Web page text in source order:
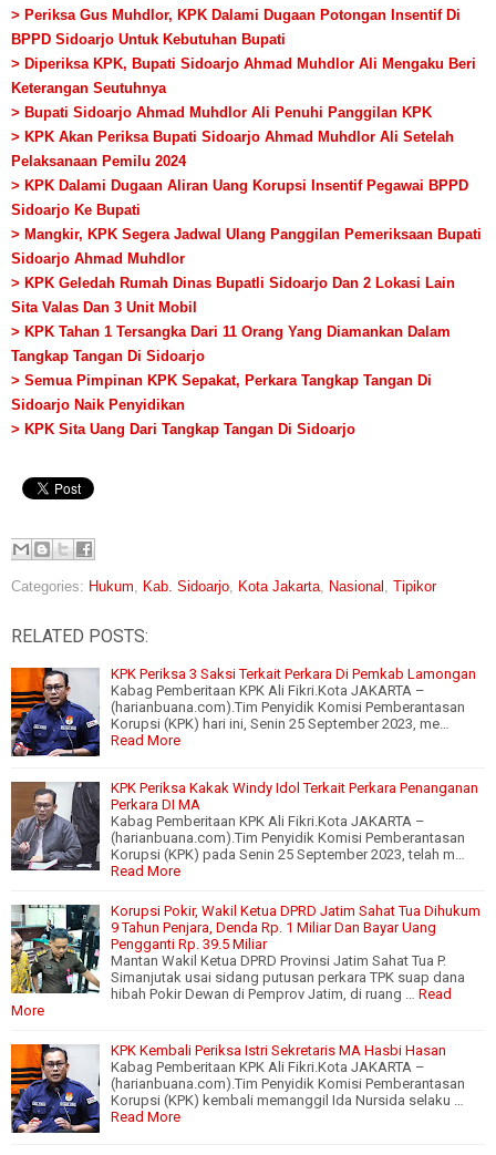
> Periksa Gus Muhdlor, KPK Dalami Dugaan Potongan Insentif Di
BPPD Sidoarjo Untuk Kebutuhan Bupati
> Diperiksa KPK, Bupati Sidoarjo Ahmad Muhdlor Ali Mengaku Beri
Keterangan Seutuhnya
> Bupati Sidoarjo Ahmad Muhdlor Ali Penuhi Panggilan KPK
> KPK Akan Periksa Bupati Sidoarjo Ahmad Muhdlor Ali Setelah
Pelaksanaan Pemilu 2024
> KPK Dalami Dugaan Aliran Uang Korupsi Insentif Pegawai BPPD
Sidoarjo Ke Bupati
> Mangkir, KPK Segera Jadwal Ulang Panggilan Pemeriksaan Bupati
Sidoarjo Ahmad Muhdlor
> KPK Geledah Rumah Dinas Bupatli Sidoarjo Dan 2 Lokasi Lain
Sita Valas Dan 3 Unit Mobil
> KPK Tahan 1 Tersangka Dari 11 Orang Yang Diamankan Dalam
Tangkap Tangan Di Sidoarjo
> Semua Pimpinan KPK Sepakat, Perkara Tangkap Tangan Di
Sidoarjo Naik Penyidikan
> KPK Sita Uang Dari Tangkap Tangan Di Sidoarjo
Categories: Hukum, Kab. Sidoarjo, Kota Jakarta, Nasional , Tipikor
RELATED POSTS:
KPK Periksa 3 Saksi Terkait Perkara Di Pemkab Lamongan
Kabag Pemberitaan KPK Ali Fikri.Kota JAKARTA –
(harianbuana.com).Tim Penyidik Komisi Pemberantasan
Korupsi (KPK) hari ini, Senin 25 September 2023, me…
Read More
KPK Periksa Kakak Windy Idol Terkait Perkara Penanganan
Perkara DI MA
Kabag Pemberitaan KPK Ali Fikri.Kota JAKARTA –
(harianbuana.com).Tim Penyidik Komisi Pemberantasan
Korupsi (KPK) pada Senin 25 September 2023, telah m…
Read More
Korupsi Pokir, Wakil Ketua DPRD Jatim Sahat Tua Dihukum
9 Tahun Penjara, Denda Rp. 1 Miliar Dan Bayar Uang
Pengganti Rp. 39.5 Miliar
Mantan Wakil Ketua DPRD Provinsi Jatim Sahat Tua P.
Simanjutak usai sidang putusan perkara TPK suap dana
hibah Pokir Dewan di Pemprov Jatim, di ruang … Read
More
KPK Kembali Periksa Istri Sekretaris MA Hasbi Hasan
Kabag Pemberitaan KPK Ali Fikri.Kota JAKARTA –
(harianbuana.com).Tim Penyidik Komisi Pemberantasan
Korupsi (KPK) kembali memanggil Ida Nursida selaku …
Read More